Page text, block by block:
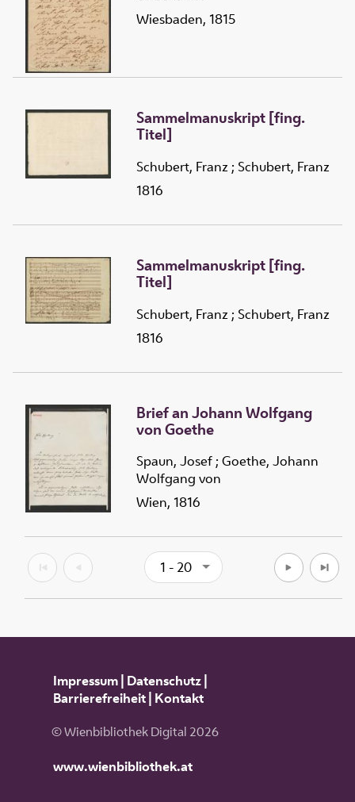
Wiesbaden, 1815
Sammelmanuskript [fing.
Titel]
Schubert, Franz ; Schubert, Franz
1816
Sammelmanuskript [fing.
Titel]
Schubert, Franz ; Schubert, Franz
1816
Brief an Johann Wolfgang
von Goethe
Spaun, Josef ; Goethe, Johann
Wolfgang von
Wien, 1816
1 - 20
Impressum| Datenschutz|
Barrierefreiheit| Kontakt
© Wienbibliothek Digital 2026
www.wienbibliothek.at